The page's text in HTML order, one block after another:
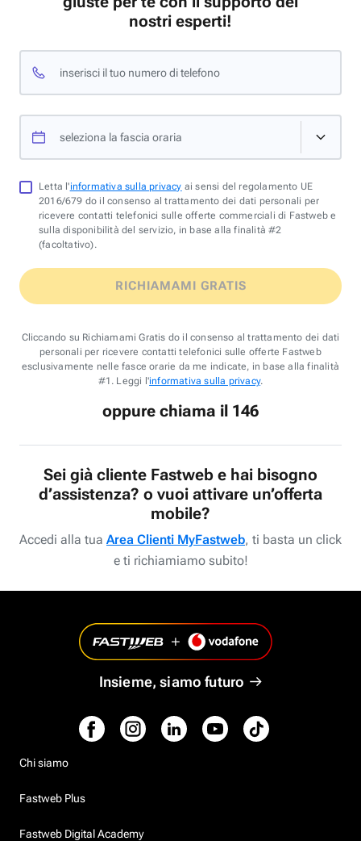
nostri esperti!
inserisci il tuo numero di telefono
seleziona la fascia oraria
Letta l'informativa sulla privacy ai sensi del regolamento UE
2016/679 do il consenso al trattamento dei dati personali per
ricevere contatti telefonici sulle offerte commerciali di Fastweb e
sulla disponibilità del servizio, in base alla finalità #2
(facoltativo).
RICHIAMAMI GRATIS
Cliccando su Richiamami Gratis do il consenso al trattamento dei dati
personali per ricevere contatti telefonici sulle offerte Fastweb
esclusivamente nelle fasce orarie da me indicate, in base alla finalità
#1. Leggi l'informativa sulla privacy.
oppure chiama il 146
Sei già cliente Fastweb e hai bisogno
d’assistenza? o vuoi attivare un’offerta
mobile?
Accedi alla tua Area Clienti MyFastweb, ti basta un click
e ti richiamiamo subito!
Insieme, siamo futuro
Chi siamo
Fastweb Plus
Fastweb Digital Academy